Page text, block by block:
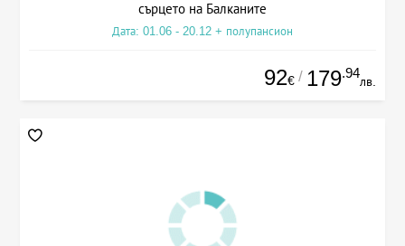
сърцето на Балканите
Дата: 01.06 - 20.12 + полупансион
92€ / 179.94
лв.